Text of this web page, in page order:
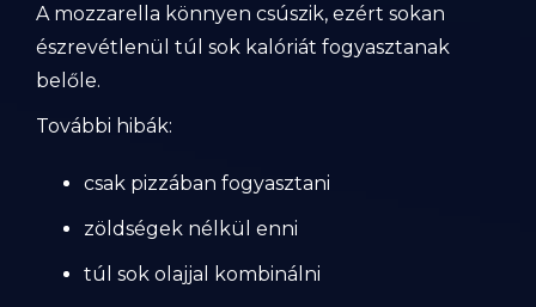
A mozzarella könnyen csúszik, ezért sokan
észrevétlenül túl sok kalóriát fogyasztanak
belőle.
További hibák:
csak pizzában fogyasztani
zöldségek nélkül enni
túl sok olajjal kombinálni